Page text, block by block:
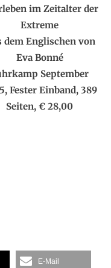
im Zeitalter der
Extreme
dem Englischen von
Eva Bonné
September
Fester Einband, 389
Seiten, € 28,00
E-Mail